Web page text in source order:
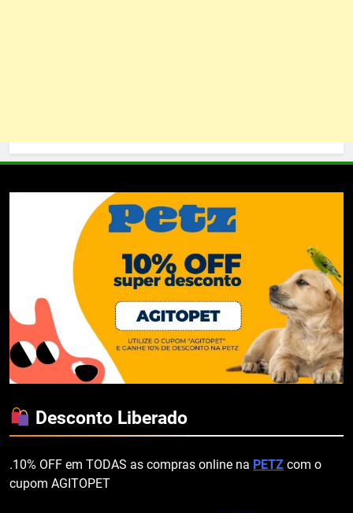
Desconto Liberado
.10% OFF em TODAS as compras online na PETZ com o
cupom AGITOPET